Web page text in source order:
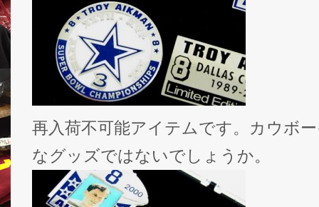
再入荷不可能アイテムです。カウボ
なグッズではないでしょうか。